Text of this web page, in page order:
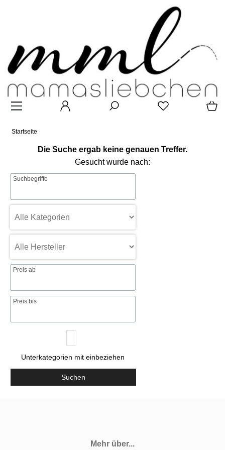
Startseite
Die Suche ergab keine genauen Treffer.
Gesucht wurde nach:
Suchbegriffe
Preis ab
Preis bis
Unterkategorien mit einbeziehen
Suchen
Mehr über...